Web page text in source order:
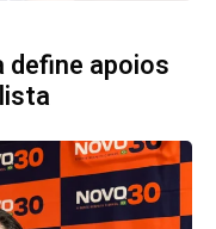
define apoios